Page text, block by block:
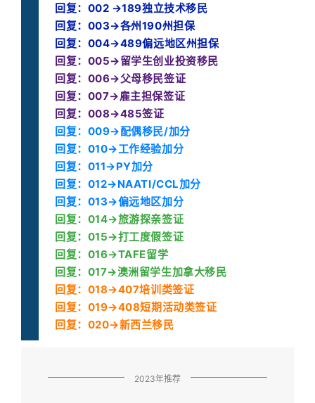
回复：002 →189独立技术移民
回复：003→各州190州担保
回复：004→489偏远地区州担保
回复：005→留学生创业投资移民
回复：006→父母移民签证
回复：007→雇主担保签证
回复：008→485签证
回复：009→配偶移民/加分
回复：010→工作经验加分
回复：011→PY加分
回复：012→NAATI/CCL加分
回复：013→偏远地区加分
回复：014→旅游探亲签证
回复：015→打工度假签证
回复：016→TAFE留学
回复：017→澳洲留学生加拿大移民
回复：018→407培训类签证
回复：019→408短期活动类签证
回复：020→新西兰移民
2023年推荐